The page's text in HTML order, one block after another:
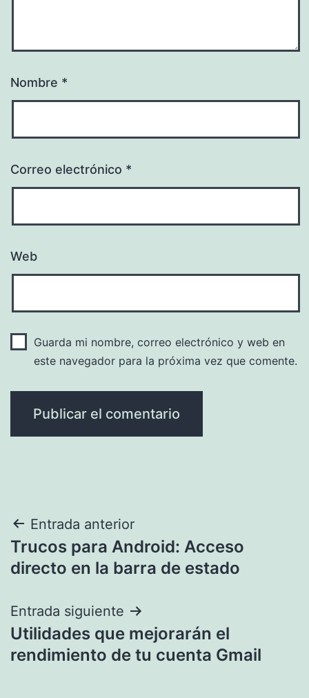
Nombre *
Correo electrónico *
Web
Guarda mi nombre, correo electrónico y web en
este navegador para la próxima vez que comente.
Navegación
de
Entrada anterior
Trucos para Android: Acceso
directo en la barra de estado
Entrada siguiente
Utilidades que mejorarán el
rendimiento de tu cuenta Gmail